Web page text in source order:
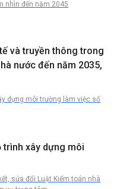
và truyền thông trong
nước đến năm 2035,
trình xây dựng môi